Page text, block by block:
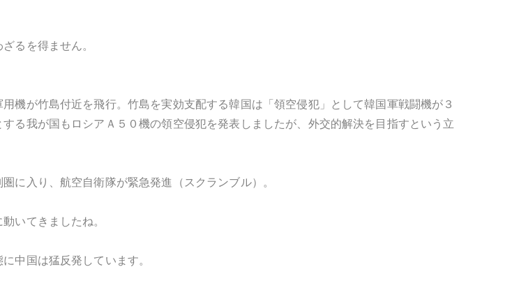
るを得ません。
機が竹島付近を飛行。竹島を実効支配する韓国は「領空侵犯」として韓国軍戦闘機が３
る我が国もロシアＡ５０機の領空侵犯を発表しましたが、外交的解決を目指すという立
に入り、航空自衛隊が緊急発進（スクランブル）。
いてきましたね。
中国は猛反発しています。